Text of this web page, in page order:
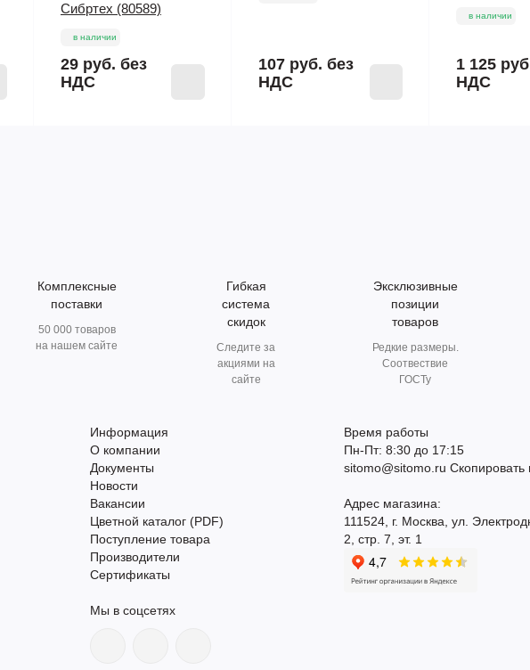
Сибртех (80589)
в наличии
29 руб. без
НДС
107 руб. без
НДС
в наличии
1 125
НДС
Комплексные
поставки
50 000 товаров
на нашем сайте
Гибкая
система
скидок
Следите за
акциями на
сайте
Эксклюзивные
позиции
товаров
Редкие размеры.
Соотвествие
ГОСТу
Информация
О компании
Документы
Новости
Вакансии
Цветной каталог (PDF)
Поступление товара
Производители
Сертификаты
Мы в соцсетях
Время работы
Пн-Пт: 8:30 до 17:15
sitomo@sitomo.ru Скопировать
Адрес магазина:
111524, г. Москва, ул.
2, стр. 7, эт. 1